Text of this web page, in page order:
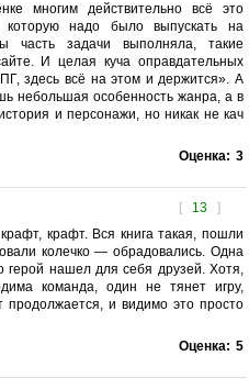
многим действительно всё это
надо было выпускать на
часть задачи выполняла, такие
И целая куча оправдательных
здесь всё на этом и держится». А
небольшая особенность жанра, а в
и персонажи, но никак не кач
Оценка: 3
[ 13 ]
крафт. Вся книга такая, пошли
колечко — обрадовались. Одна
герой нашел для себя друзей. Хотя,
команда, один не тянет игру,
и видимо это просто
Оценка: 5